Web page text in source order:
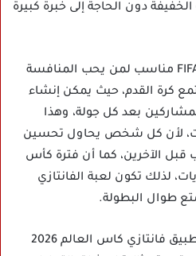
دون الحاجة إلى خبرة كبيرة
كما أن FIFA World Cup Fantasy مناسب لمن يحب المنافسة
كرة القدم، حيث يمكن إنشاء
بعد كل جولة، وهذا
لأن كل شخص يحاول تحسين
قبل الآخرين، كما أن فترة كأس
لذلك تكون لعبة الفانتازي
طوال البطولة.
في النهاية يمكن القول إن تطبيق فانتازي كاس العالم 2026